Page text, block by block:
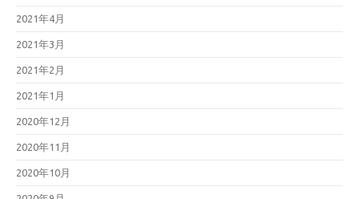
2021年4月
2021年3月
2021年2月
2021年1月
2020年12月
2020年11月
2020年10月